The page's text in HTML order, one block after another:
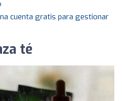
cuenta gratis para gestionar
té